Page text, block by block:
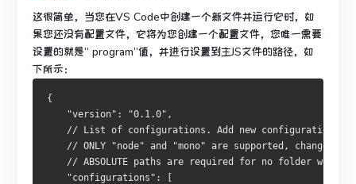
这很简单，当您在VS Code中创建一个新文件并运行它时，如
果您还没有配置文件，它将为您创建一个配置文件，您唯一需要
设置的就是“ program”值，并进行设置到主JS文件的路径，如
下所示：
{
    "version": "0.1.0",
// List of configurations. Add new configurations
// ONLY "node" and "mono" are supported, change
// ABSOLUTE paths are required for no folder
    "configurations": [